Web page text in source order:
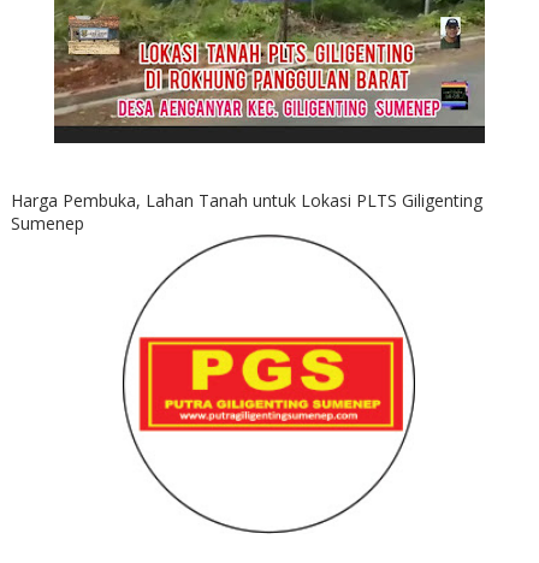
Harga Pembuka, Lahan Tanah untuk Lokasi PLTS Giligenting
Sumenep